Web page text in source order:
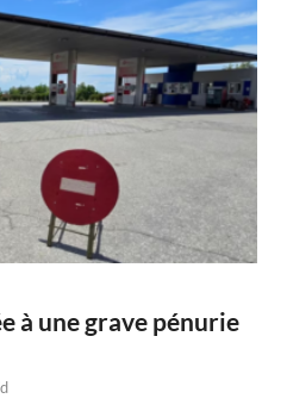
à une grave pénurie